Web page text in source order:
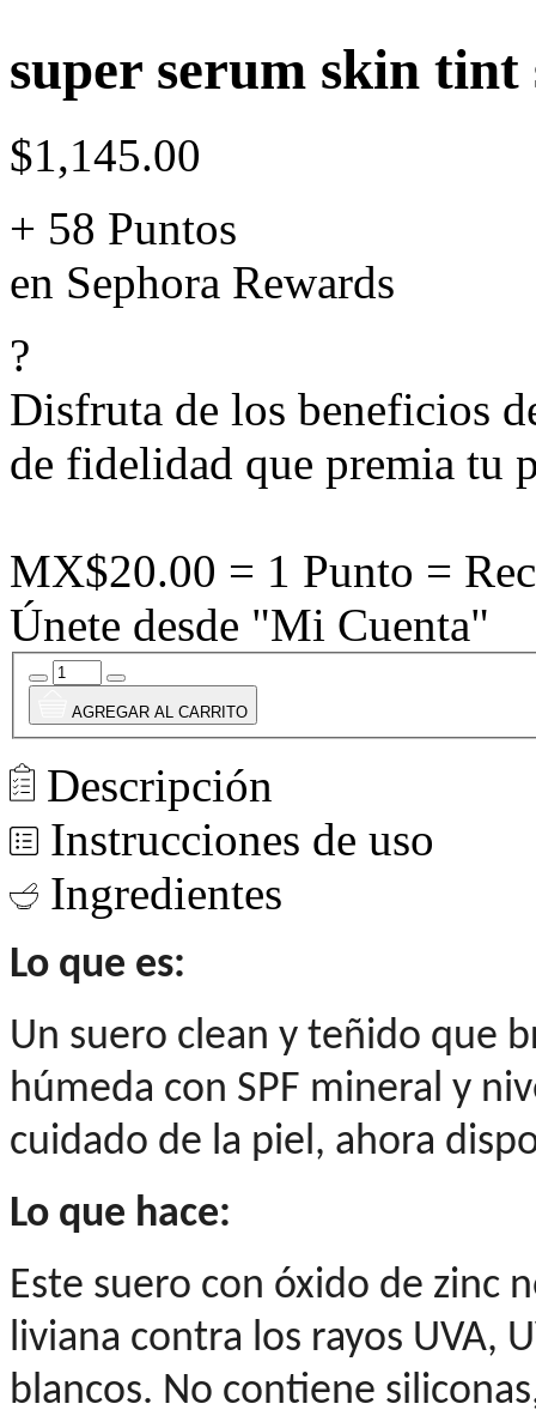
super serum skin tint
$1,145.00
+ 58 Puntos
en Sephora Rewards
?
Disfruta de los beneficios
de fidelidad que premia tu
MX$20.00 = 1 Punto =
Únete desde "Mi Cuenta"
AGREGAR AL CARRITO
Descripción
Instrucciones de uso
Ingredientes
Lo que es:
Un suero clean y teñido que
húmeda con SPF mineral y
cuidado de la piel, ahora
Lo que hace:
Este suero con óxido de zinc
liviana contra los rayos UVA,
blancos. No contiene